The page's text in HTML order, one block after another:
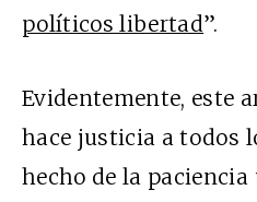
políticos libertad”.
Evidentemente, este
hace justicia a todos
hecho de la